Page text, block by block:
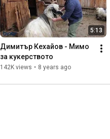
МОНТАЖ:
Михаил Михов
КООРДИНАЦИЯ:
Димитър Ганев
БНР 2024
5:13
Димитър Кехайов - Мимо
за кукерството
142K views • 8 years ago